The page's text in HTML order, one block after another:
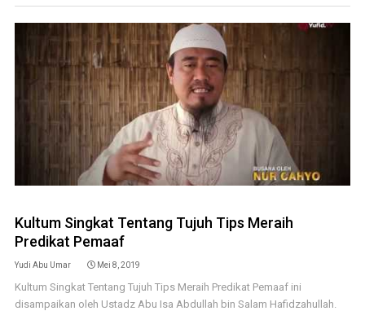
Kultum Singkat Tentang Tujuh Tips Meraih
Predikat Pemaaf
Yudi Abu Umar Mei 8, 2019
Kultum Singkat Tentang Tujuh Tips Meraih Predikat Pemaaf ini
disampaikan oleh Ustadz Abu Isa Abdullah bin Salam Hafidzahullah.